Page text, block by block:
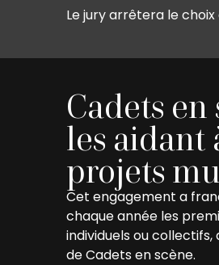
Le jury arrêtera le
Cadets
les aidant
projets
Cet engagement a
chaque année les
individuels ou
de Cadets en scène.